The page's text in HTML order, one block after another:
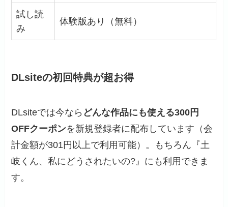
試し読
み
体験版あり（無料）
DLsiteの初回特典が超お得
DLsiteでは今なら どんな作品にも使える300円
OFFクーポンを新規登録者に配布しています（会
計金額が301円以上で利用可能）。もちろん『土
岐くん、私にどうされたいの?』にも利用できま
す。